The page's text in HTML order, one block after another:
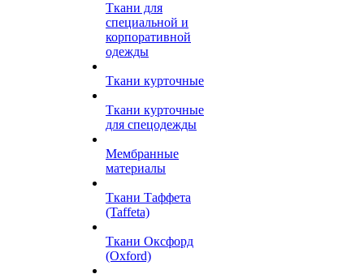
Ткани для
специальной и
корпоративной
одежды
Ткани курточные
Ткани курточные
для спецодежды
Мембранные
материалы
Ткани Таффета
(Taffeta)
Ткани Оксфорд
(Oxford)